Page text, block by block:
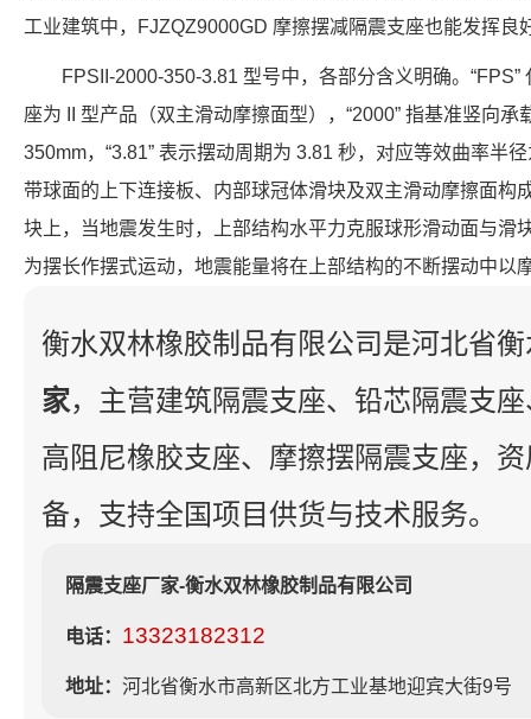
工业建筑中，FJZQZ9000GD 摩擦摆减隔震支座也能发挥良
FPSII-2000-350-3.81 型号中，各部分含义明确。“FPS”
座为 II 型产品（双主滑动摩擦面型），“2000” 指基准竖向承
350mm，“3.81” 表示摆动周期为 3.81 秒，对应等效曲率半
带球面的上下连接板、内部球冠体滑块及双主滑动摩擦面构
块上，当地震发生时，上部结构水平力克服球形滑动面与滑
为摆长作摆式运动，地震能量将在上部结构的不断摆动中以
衡水双林橡胶制品有限公司是河北省
家，主营建筑隔震支座、铅芯隔震支
高阻尼橡胶支座、摩擦摆隔震支座，
备，支持全国项目供货与技术服务。
隔震支座厂家-衡水双林橡胶制品有限公司
电话： 13323182312
地址： 河北省衡水市高新区北方工业基地迎宾大街9号